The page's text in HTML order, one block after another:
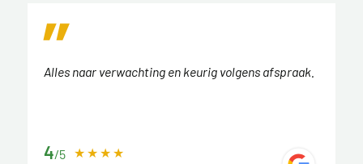
Alles naar verwachting en keurig volgens afspraak.
4/5